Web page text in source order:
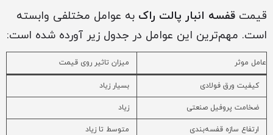
قیمت قفسه انبار پالت راک به عوامل مختلفی وابسته
است. مهم‌ترین این عوامل در جدول زیر آورده شده است:
عامل موثر میزان تاثیر روی قیمت
کیفیت ورق فولادی بسیار زیاد
ضخامت پروفیل صنعتی زیاد
ارتفاع سازه قفسه‌بندی متوسط تا زیاد